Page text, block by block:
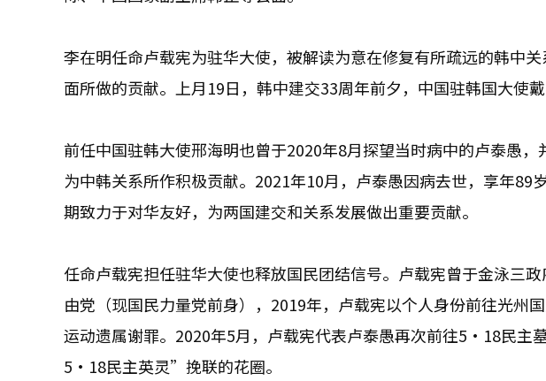
李在明任命卢载宪为驻华大使，被解读为意在修复有所疏远的韩中
面所做的贡献。上月19日，韩中建交33周年前夕，中国驻韩国大使
前任中国驻韩大使邢海明也曾于2020年8月探望当时病中的卢泰愚
为中韩关系所作积极贡献。2021年10月，卢泰愚因病去世，享年89
期致力于对华友好，为两国建交和关系发展做出重要贡献。
任命卢载宪担任驻华大使也释放国民团结信号。卢载宪曾于金泳三
由党（现国民力量党前身），2019年，卢载宪以个人身份前往光
运动遗属谢罪。2020年5月，卢载宪代表卢泰愚再次前往5·18民主
5·18民主英灵”挽联的花圈。